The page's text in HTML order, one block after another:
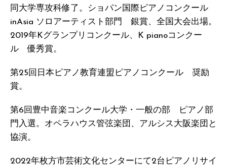
同大学専攻科修了。ショパン国際ピアノコンクール
inAsia ソロアーティスト部門 銀賞、全国大会出場。
2019年Kグランプリコンクール、K pianoコンクー
ル 優秀賞。
第25回日本ピアノ教育連盟ピアノコンクール 奨励
賞。
第6回豊中音楽コンクール大学・一般の部 ピアノ部
門入選。オペラハウス管弦楽団、アルシス大阪楽団と
協演。
2022年枚方市芸術文化センターにて2台ピアノリサイ